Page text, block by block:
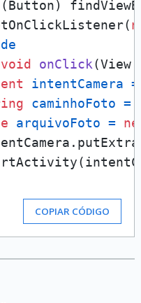
(Button)
void onClick(View
intentCamera =
caminhoFoto =
arquivoFoto =
COPIAR CÓDIGO